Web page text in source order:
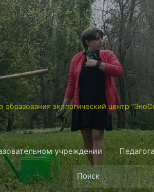
экологический центр
учреждении
Поиск
по: